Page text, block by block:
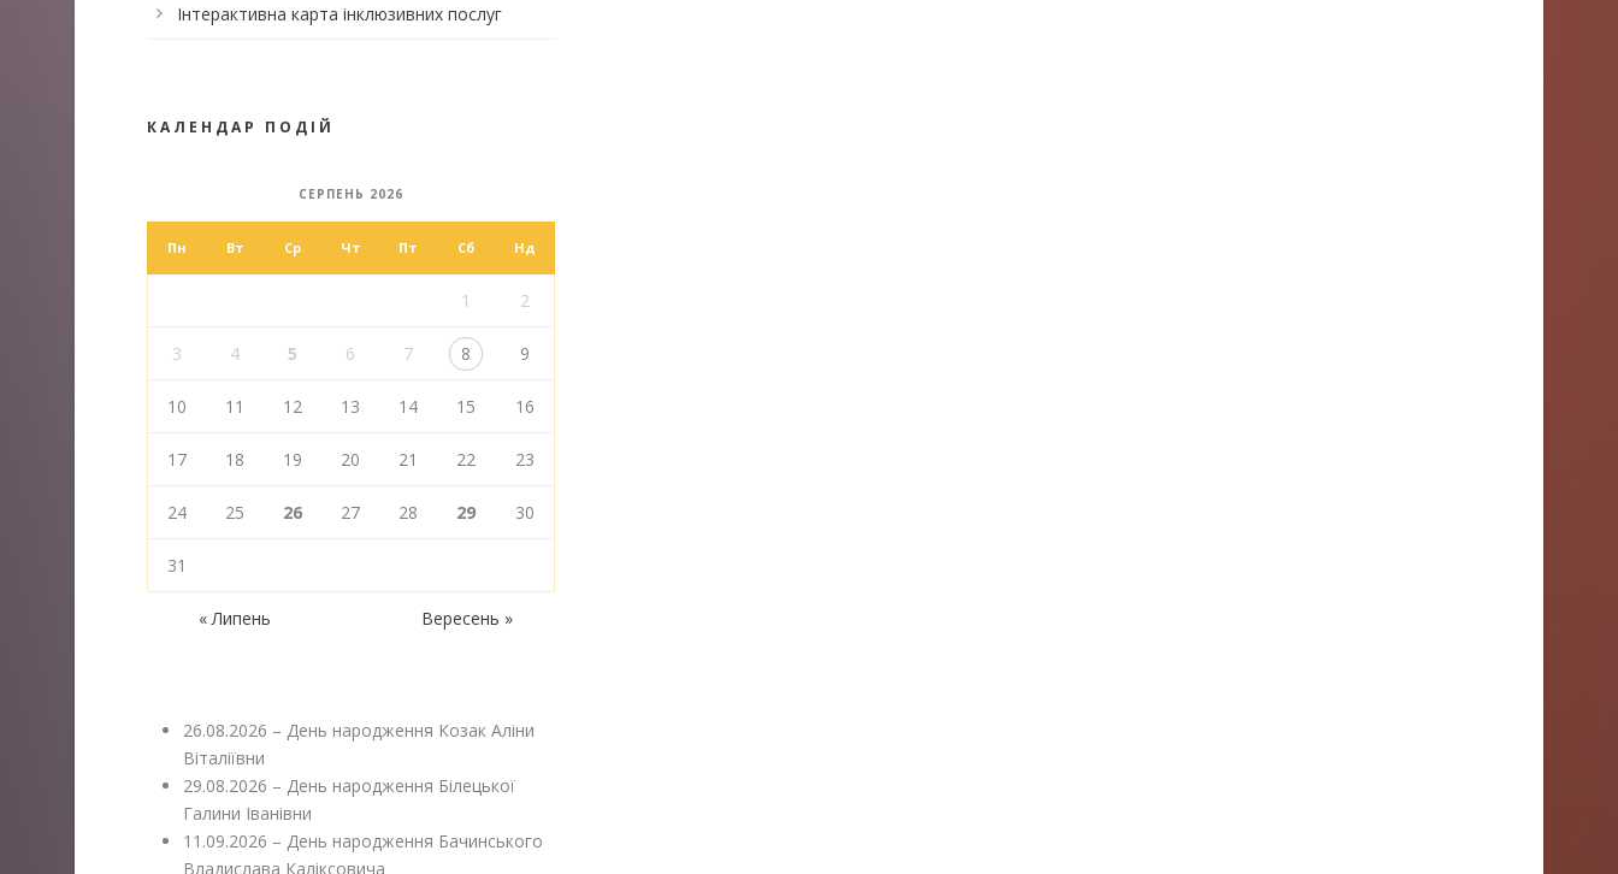
Інтерактивна карта інклюзивних послуг
КАЛЕНДАР ПОДІЙ
СЕРПЕНЬ 2026
Пн Вт Ср Чт Пт Сб Нд
1 2
3 4 5 6 7 8 9
10 11 12 13 14 15 16
17 18 19 20 21 22 23
24 25 26 27 28 29 30
31
« Липень Вересень »
26.08.2026 – День народження Козак Аліни
Віталіївни
29.08.2026 – День народження Білецької
Галини Іванівни
11.09.2026 – День народження Бачинського
Владислава Каліксовича